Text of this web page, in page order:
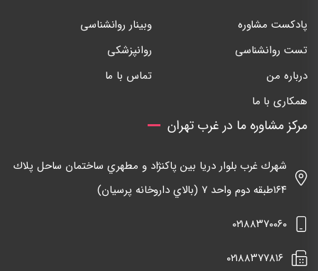
پادکست مشاوره
وبینار روانشناسی
تست روانشناسی
روانپزشکی
درباره من
تماس با ما
همکاری با ما
مرکز مشاوره ما در غرب تهران
شهرك غرب بلوار دريا بين پاكنژاد و مطهري ساختمان ساحل پلاك
١٦٤طبقه دوم واحد ٧ (بالاي داروخانه پرسيان)
٠٢١٨٨٣٧٠٠٦٠
٠٢١٨٨٣٧٧٨١٦